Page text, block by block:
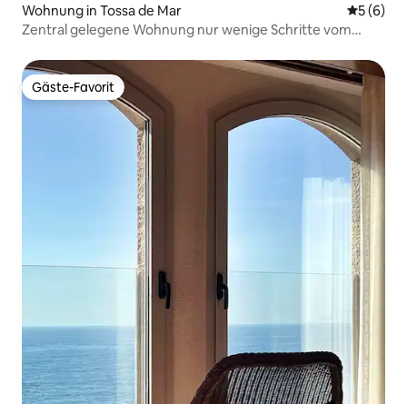
Wohnung in Tossa de Mar
5 (6)
Zentral gelegene Wohnung nur wenige Schritte vom
Gäste-Favorit
Gäste-Favorit